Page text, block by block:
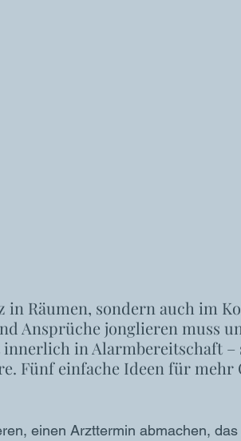
Räumen, sondern auch im
Ansprüche jonglieren muss
in Alarmbereitschaft –
Fünf einfache Ideen für
einen Arzttermin abmachen,